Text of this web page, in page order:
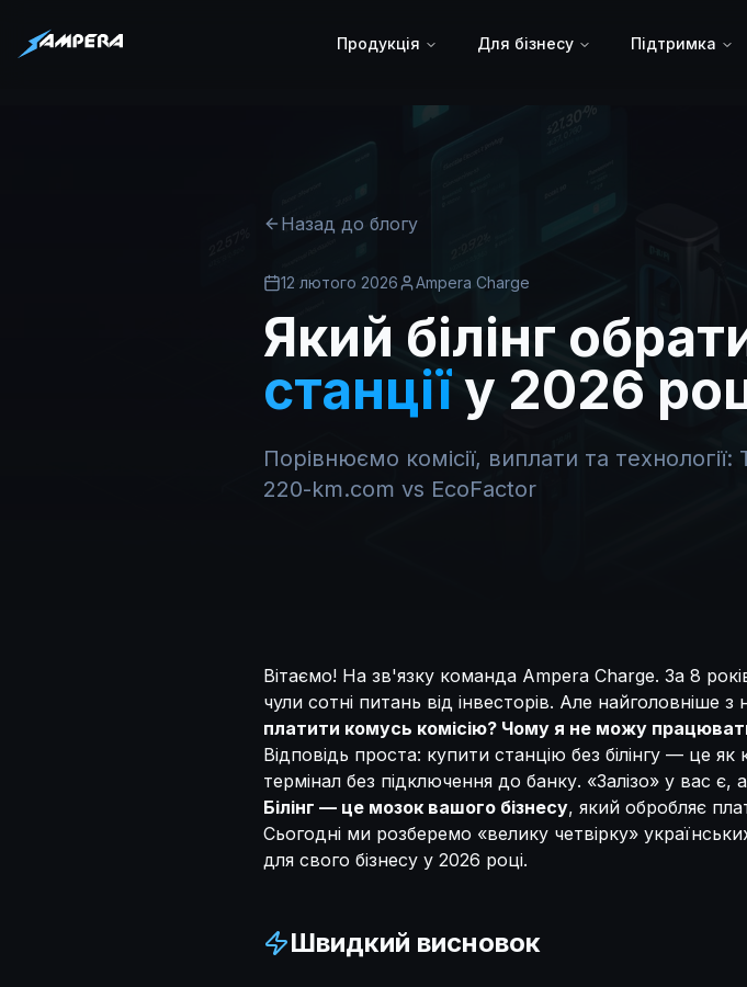
Продукція Для бізнесу Підтримка
Назад до блогу
12 лютого 2026 Ampera Charge
Який білінг
станціїу 2026
Порівнюємо комісії, виплати та
220-km.com vs EcoFactor
Вітаємо! На зв'язку команда Ampera Charge. За 8
чули сотні питань від інвесторів. Але найголовніше з
платити комусь комісію? Чому я не можу
Відповідь проста: купити станцію без білінгу — це
термінал без підключення до банку. «Залізо» у вас
Білінг — це мозок вашого бізнесу, який обробляє
Сьогодні ми розберемо «велику четвірку»
для свого бізнесу у 2026 році.
Швидкий висновок